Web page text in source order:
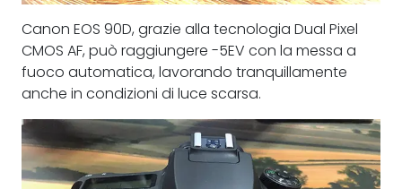
Canon EOS 90D, grazie alla tecnologia Dual Pixel
CMOS AF, può raggiungere -5EV con la messa a
fuoco automatica, lavorando tranquillamente
anche in condizioni di luce scarsa.